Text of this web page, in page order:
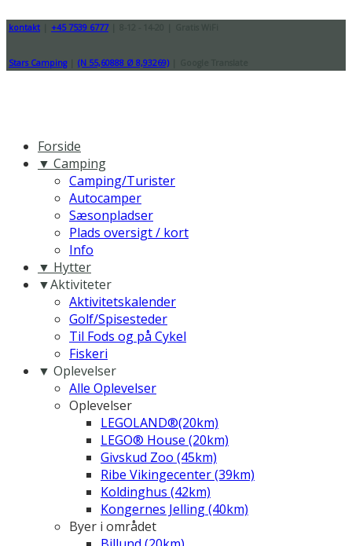
kontakt +45 7539 6777
Stars Camping (N 55,60888 Ø 8,93269)
Forside
▼ Camping
Camping/Turister
Autocamper
Sæsonpladser
Plads oversigt / kort
Info
▼ Hytter
▼Aktiviteter
Aktivitetskalender
Golf/Spisesteder
Til Fods og på Cykel
Fiskeri
▼ Oplevelser
Alle Oplevelser
Oplevelser
LEGOLAND®(20km)
LEGO® House (20km)
Givskud Zoo (45km)
Ribe Vikingecenter (39km)
Koldinghus (42km)
Kongernes Jelling (40km)
Byer i området